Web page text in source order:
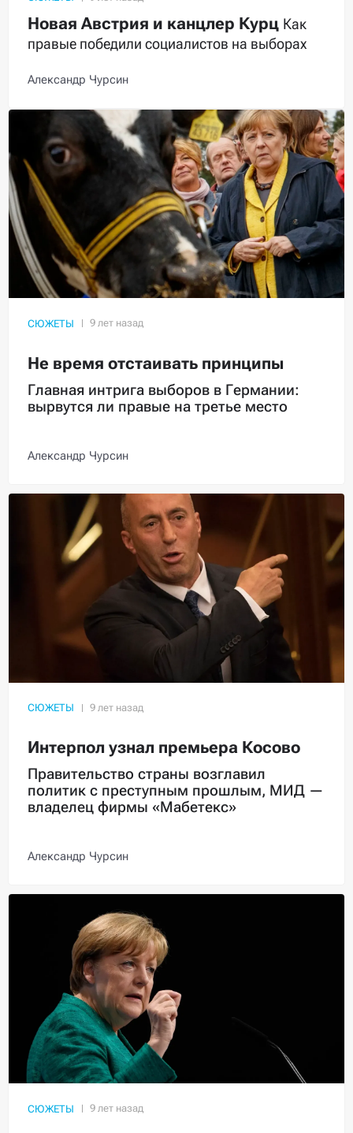
Новая Австрия и канцлер Курц Как
правые победили социалистов на выборах
Александр Чурсин
СЮЖЕТЫ
Не время отстаивать принципы
Главная интрига выборов в Германии:
вырвутся ли правые на третье место
Александр Чурсин
СЮЖЕТЫ
Интерпол узнал премьера Косово
Правительство страны возглавил
политик с преступным прошлым, МИД —
владелец фирмы «Мабетекс»
Александр Чурсин
СЮЖЕТЫ